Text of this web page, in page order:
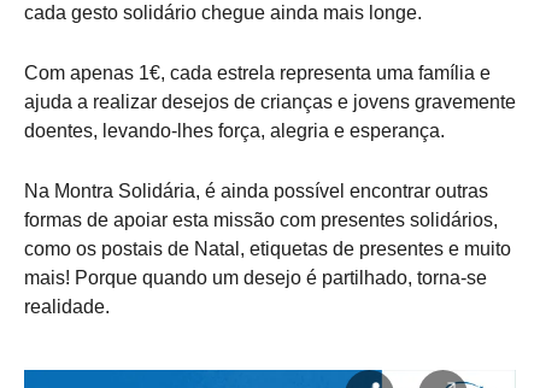
cada gesto solidário chegue ainda mais longe.
Com apenas 1€, cada estrela representa uma família e
ajuda a realizar desejos de crianças e jovens gravemente
doentes, levando-lhes força, alegria e esperança.
Na Montra Solidária, é ainda possível encontrar outras
formas de apoiar esta missão com presentes solidários,
como os postais de Natal, etiquetas de presentes e muito
mais! Porque quando um desejo é partilhado, torna-se
realidade.